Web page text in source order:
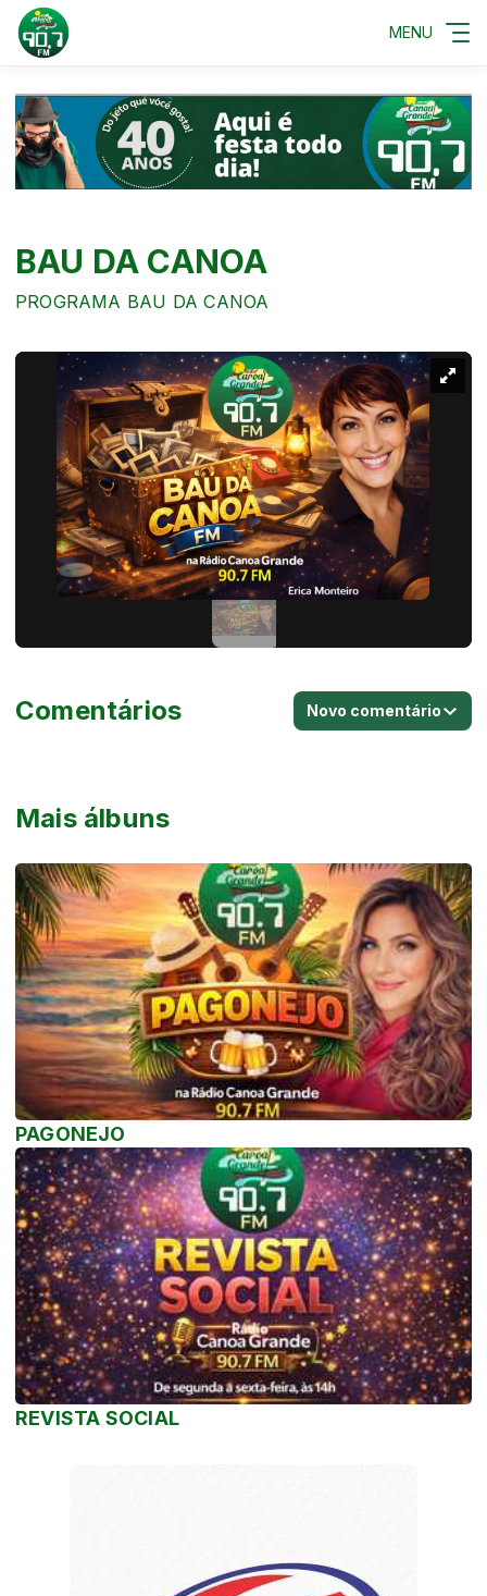
MENU
BAU DA CANOA
PROGRAMA BAU DA CANOA
Mais álbuns
PAGONEJO
REVISTA SOCIAL
Comentários Novo comentário